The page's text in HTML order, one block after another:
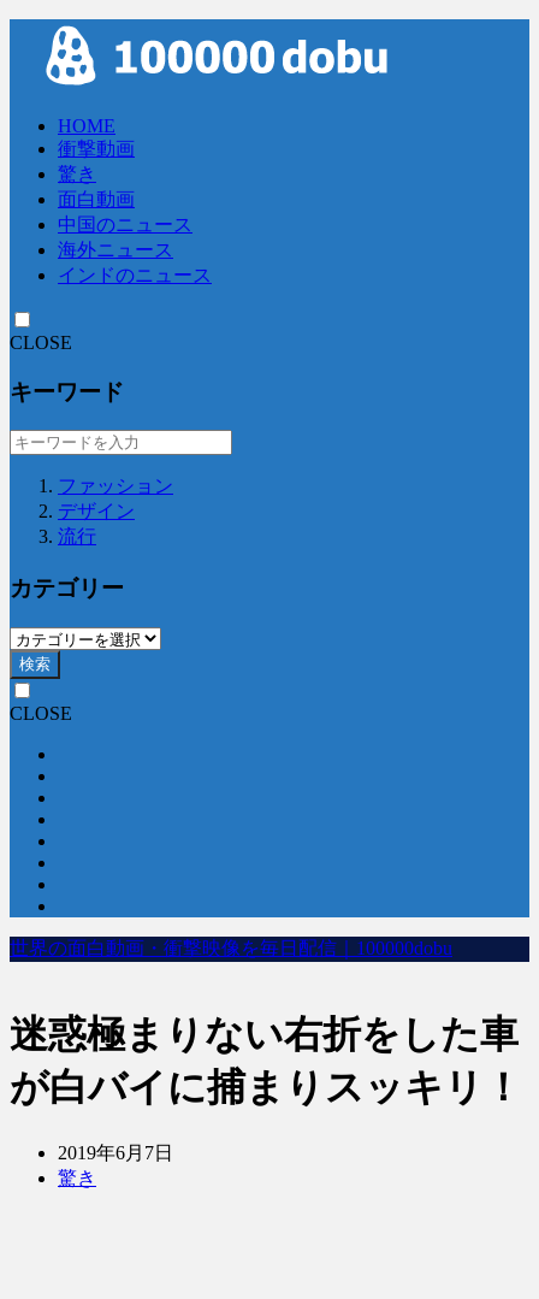
HOME
衝撃動画
驚き
面白動画
中国のニュース
海外ニュース
インドのニュース
CLOSE
キーワード
ファッション
デザイン
流行
カテゴリー
検索
CLOSE
世界の面白動画・衝撃映像を毎日配信｜100000dobu
迷惑極まりない右折をした車
が白バイに捕まりスッキリ！
2019年6月7日
驚き